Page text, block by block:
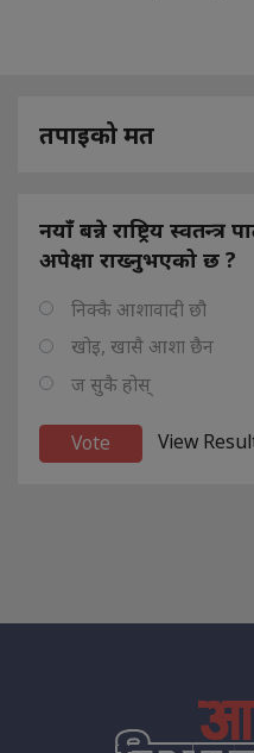
तपाइको मत
नयाँ बन्ने राष्ट्रिय स्वतन्त्र
अपेक्षा राख्नुभएको छ ?
निक्कै आशावादी छौ
खोइ, खासै आशा छैन
ज सुकै होस्
View